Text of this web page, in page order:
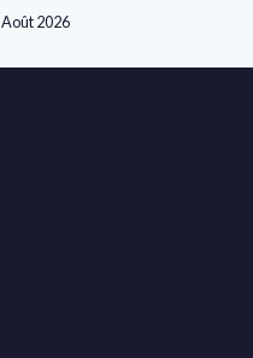
Août 2026